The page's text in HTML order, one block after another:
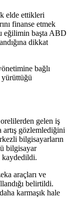
elde ettikleri
finanse etmek
eğilimin başta ABD
dikkat
bağlı
yürüttüğü
gelen iş
artış gözlemlediğini
bilgisayarların
bilgisayar
kaydedildi.
araçları ve
belirtildi.
karmaşık hale